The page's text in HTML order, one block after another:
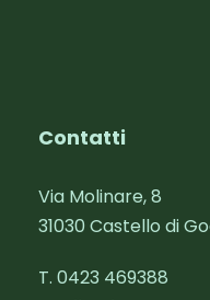
Contatti
Via Molinare, 8
31030 Castello di
T. 0423 469388‬